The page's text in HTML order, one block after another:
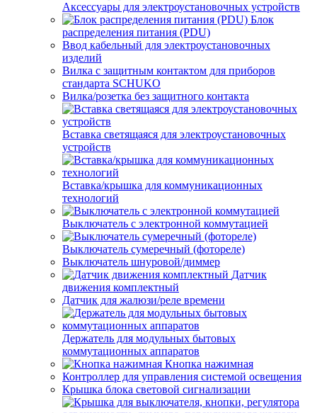
Аксессуары для электроустановочных устройств
Блок
распределения питания (PDU)
Ввод кабельный для электроустановочных
изделий
Вилка с защитным контактом для приборов
стандарта SCHUKO
Вилка/розетка без защитного контакта
Вставка светящаяся для электроустановочных
устройств
Вставка/крышка для коммуникационных
технологий
Выключатель с электронной коммутацией
Выключатель сумеречный (фотореле)
Выключатель шнуровой/диммер
Датчик
движения комплектный
Датчик для жалюзи/реле времени
Держатель для модульных бытовых
коммутационных аппаратов
Кнопка нажимная
Контроллер для управления системой освещения
Крышка блока световой сигнализации